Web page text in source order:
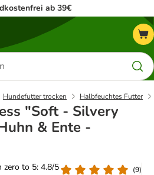
ab 39€
Hundefutter trocken Halbfeuchtes Futter
"Soft - Silvery
& Ente -
zero to 5: 4.8/5
(9)